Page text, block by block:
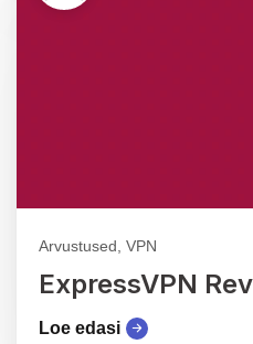
Arvustused, VPN
ExpressVPN
Loe edasi